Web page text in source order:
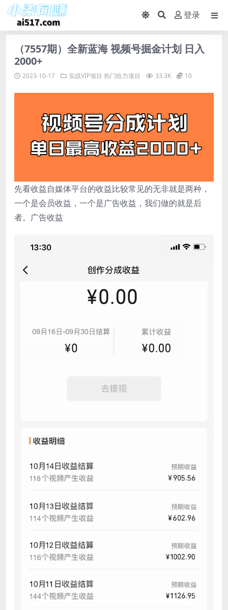
登录
（7557期）全新蓝海 视频号掘金计划 日入
2000+
2023-10-17 实战VIP项目 热门给力项目 33.3K 10
先看收益自媒体平台的收益比较常见的无非就是两种，
一个是会员收益，一个是广告收益，我们做的就是后
者。广告收益